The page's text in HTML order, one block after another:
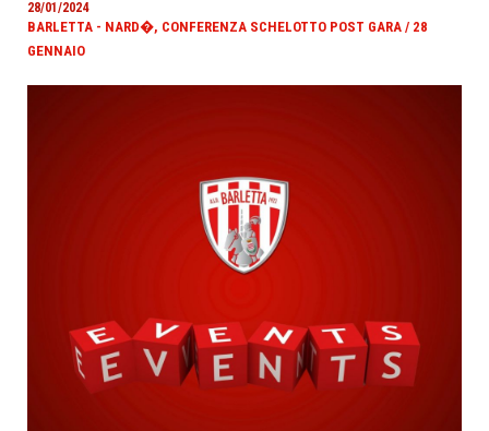
28/01/2024
BARLETTA - NARD�, CONFERENZA SCHELOTTO POST GARA / 28
GENNAIO